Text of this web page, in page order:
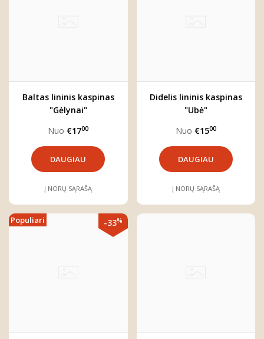
Baltas lininis kaspinas
"Gėlynai"
Nuo €1700
DAUGIAU
Į NORŲ SĄRAŠĄ
Didelis lininis kaspinas
"Ubė"
Nuo €1500
DAUGIAU
Į NORŲ SĄRAŠĄ
Populiari -33%